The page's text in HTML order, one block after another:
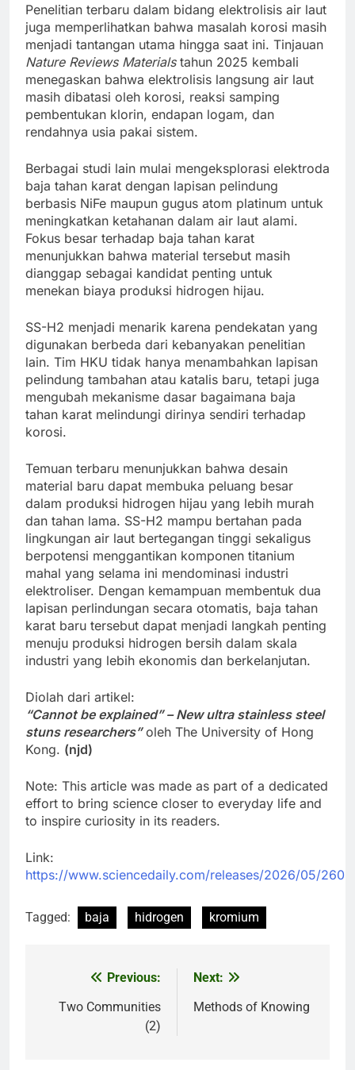
Penelitian terbaru dalam bidang elektrolisis air laut
juga memperlihatkan bahwa masalah korosi masih
menjadi tantangan utama hingga saat ini. Tinjauan
Nature Reviews Materialstahun 2025 kembali
menegaskan bahwa elektrolisis langsung air laut
masih dibatasi oleh korosi, reaksi samping
pembentukan klorin, endapan logam, dan
rendahnya usia pakai sistem.
Berbagai studi lain mulai mengeksplorasi elektroda
baja tahan karat dengan lapisan pelindung
berbasis NiFe maupun gugus atom platinum untuk
meningkatkan ketahanan dalam air laut alami.
Fokus besar terhadap baja tahan karat
menunjukkan bahwa material tersebut masih
dianggap sebagai kandidat penting untuk
menekan biaya produksi hidrogen hijau.
SS-H2 menjadi menarik karena pendekatan yang
digunakan berbeda dari kebanyakan penelitian
lain. Tim HKU tidak hanya menambahkan lapisan
pelindung tambahan atau katalis baru, tetapi juga
mengubah mekanisme dasar bagaimana baja
tahan karat melindungi dirinya sendiri terhadap
korosi.
Temuan terbaru menunjukkan bahwa desain
material baru dapat membuka peluang besar
dalam produksi hidrogen hijau yang lebih murah
dan tahan lama. SS-H2 mampu bertahan pada
lingkungan air laut bertegangan tinggi sekaligus
berpotensi menggantikan komponen titanium
mahal yang selama ini mendominasi industri
elektroliser. Dengan kemampuan membentuk dua
lapisan perlindungan secara otomatis, baja tahan
karat baru tersebut dapat menjadi langkah penting
menuju produksi hidrogen bersih dalam skala
industri yang lebih ekonomis dan berkelanjutan.
Diolah dari artikel:
“Cannot be explained” – New ultra stainless steel
stuns researchers”oleh The University of Hong
Kong. (njd)
Note: This article was made as part of a dedicated
effort to bring science closer to everyday life and
to inspire curiosity in its readers.
Link:
https://www.sciencedaily.com/releases/2026/05/
Tagged: baja hidrogen kromium
navigation
Previous:
Two Communities
(2)
Next:
Methods of Knowing